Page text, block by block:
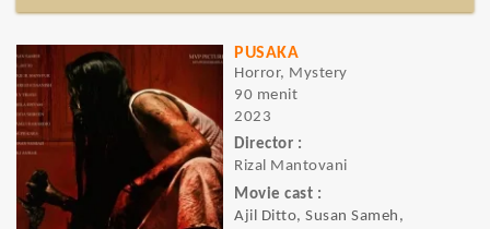
PUSAKA
Horror, Mystery
90 menit
2023
Director :
Rizal Mantovani
Movie cast :
Ajil Ditto, Susan Sameh,